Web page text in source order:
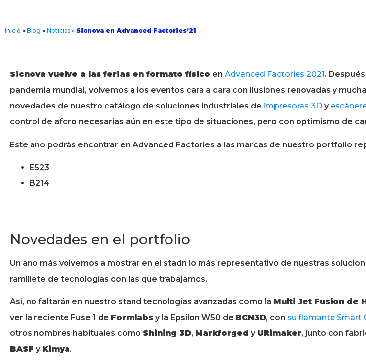
Inicio » Blog » Noticias » Sicnova en Advanced Factories’21
Sicnova vuelve a las ferias en formato físico en Advanced Factories 2021 .
pandemia mundial, volvemos a los eventos cara a cara con ilusiones renovadas y
novedades de nuestro catálogo de soluciones industriales de impresoras 3D y
control de aforo necesarias aún en este tipo de situaciones, pero con optimismo de
Este año podrás encontrar en Advanced Factories a las marcas de nuestro portfolio
E523
B214
Novedades en el portfolio
Un año más volvemos a mostrar en el stadn lo más representativo de nuestras
ramillete de tecnologías con las que trabajamos.
Así, no faltarán en nuestro stand tecnologías avanzadas como la Multi Jet Fusion de
ver la reciente Fuse 1 de Formlabs y la Epsilon W50 de BCN3D, con su flamante Smart
otros nombres habituales como Shining 3D, Markforged y Ultimaker, junto con
BASF y Kimya.